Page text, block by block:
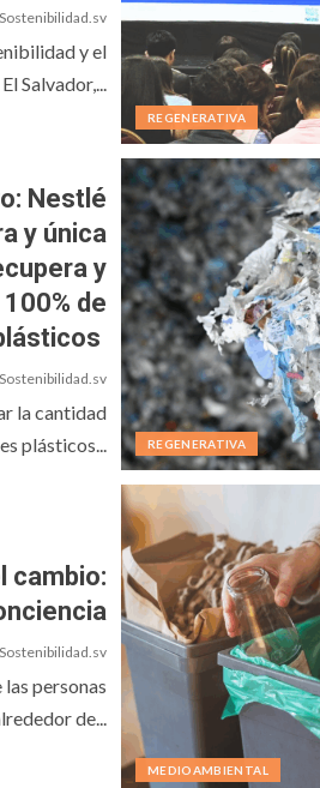
REGENERATIVA
y el
Salvador,...
REGENERATIVA
Nestlé
y única
y
de
la cantidad
plásticos...
MEDIOAMBIENTAL
cambio:
personas
de...